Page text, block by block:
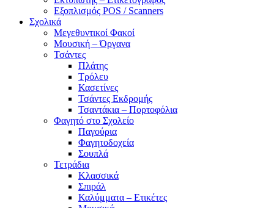
Εξοπλισμός POS / Scanners
Σχολικά
Μεγεθυντικοί Φακοί
Μουσική – Όργανα
Τσάντες
Πλάτης
Τρόλευ
Κασετίνες
Τσάντες Εκδρομής
Τσαντάκια – Πορτοφόλια
Φαγητό στο Σχολείο
Παγούρια
Φαγητοδοχεία
Σουπλά
Τετράδια
Κλασσικά
Σπιράλ
Καλύμματα – Ετικέτες